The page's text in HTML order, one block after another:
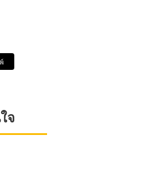
จ